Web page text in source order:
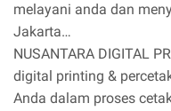
melayani anda dan
Jakarta…
NUSANTARA DIGITAL
digital printing &
Anda dalam proses